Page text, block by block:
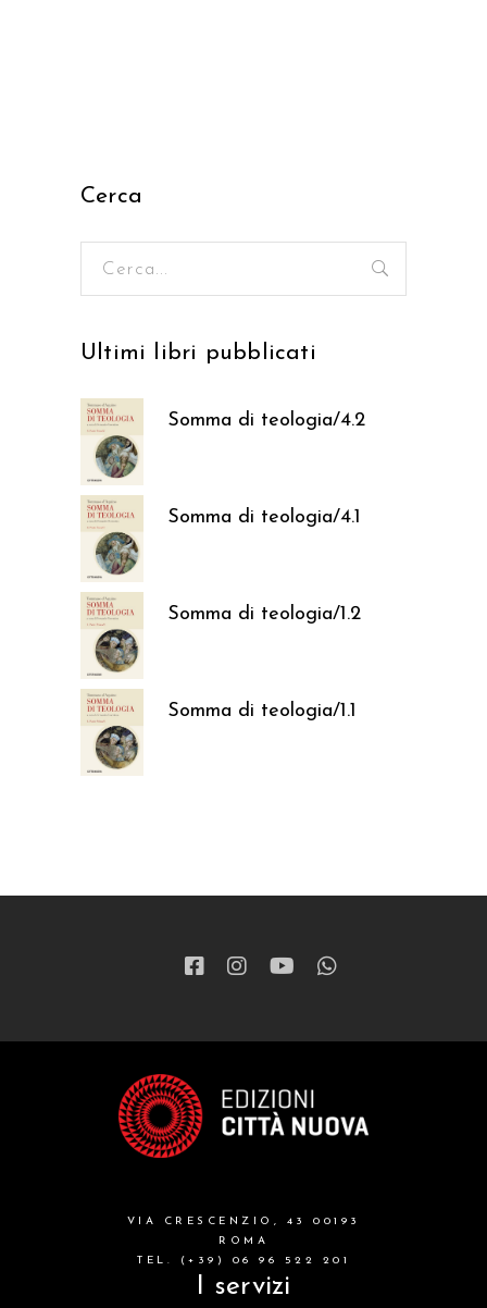
Cerca
Ultimi libri pubblicati
Somma di teologia/4.2
37,05€
Somma di teologia/4.1
37,05€
Somma di teologia/1.2
37,05€
Somma di teologia/1.1
37,05€
VIA CRESCENZIO, 43 00193
ROMA
TEL. (+39) 06 96 522 201
I servizi